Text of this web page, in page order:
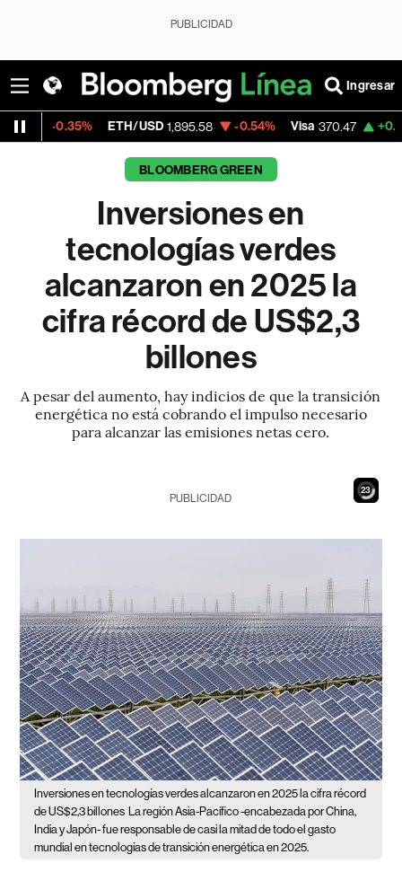
PUBLICIDAD
Ingresar
ETH/USD 1,895.58 -0.54% Visa 370.47 +0.52%
BLOOMBERG GREEN
Inversiones en
tecnologías verdes
alcanzaron en 2025 la
cifra récord de US$2,3
billones
A pesar del aumento, hay indicios de que la transición
energética no está cobrando el impulso necesario
para alcanzar las emisiones netas cero.
21
PUBLICIDAD
Inversiones en tecnologías verdes alcanzaron en 2025 la cifra récord
de US$2,3 billones
La región Asia-Pacífico -encabezada por China,
India y Japón- fue responsable de casi la mitad de todo el gasto
mundial en tecnologías de transición energética en 2025.